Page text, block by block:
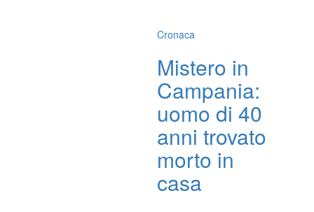
Cronaca
Mistero in
Campania:
uomo di 40
anni trovato
morto in
casa